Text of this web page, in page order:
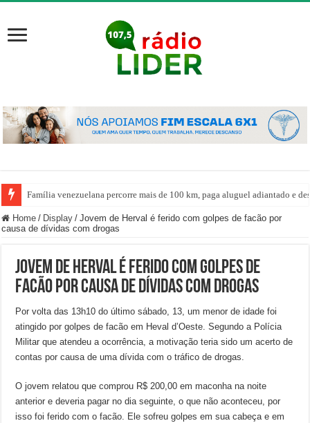
Família venezuelana percorre mais de 100 km, paga aluguel adiantado e
Home / Display / Jovem de Herval é ferido com golpes de facão por
causa de dívidas com drogas
Jovem de Herval é ferido com golpes de
facão por causa de dívidas com drogas
Por volta das 13h10 do último sábado, 13, um menor de idade foi
atingido por golpes de facão em Heval d’Oeste. Segundo a Polícia
Militar que atendeu a ocorrência, a motivação teria sido um acerto de
contas por causa de uma dívida com o tráfico de drogas.
O jovem relatou que comprou R$ 200,00 em maconha na noite
anterior e deveria pagar no dia seguinte, o que não aconteceu, por
isso foi ferido com o facão. Ele sofreu golpes em sua cabeça e em